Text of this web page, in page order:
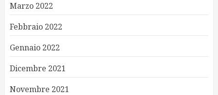
Marzo 2022
Febbraio 2022
Gennaio 2022
Dicembre 2021
Novembre 2021